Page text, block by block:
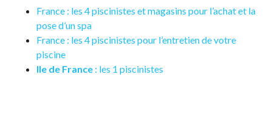
France : les 4 piscinistes et magasins pour l’achat et la
pose d’un spa
France : les 4 piscinistes pour l’entretien de votre
piscine
Ile de France : les 1 piscinistes